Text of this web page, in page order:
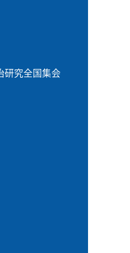
研究全国集会